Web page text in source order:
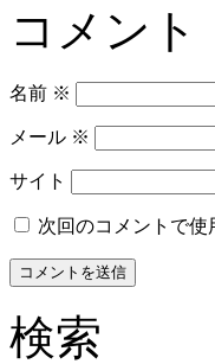
コメント
名前 ※
メール ※
サイト
次回のコメントで
検索